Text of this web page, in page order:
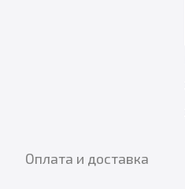
Оплата и доставка